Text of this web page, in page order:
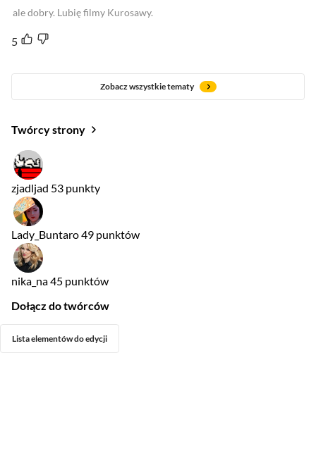
ale dobry. Lubię filmy Kurosawy.
5
Zobacz wszystkie tematy
Twórcy strony
zjadljad 53 punkty
Lady_Buntaro49 punktów
nika_na45 punktów
Dołącz do twórców
Lista elementów do edycji